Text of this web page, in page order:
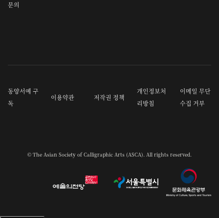
문의
동양서예 구
독
이용약관 저작권 정책
개인정보처
리방침
이메일 무단
수집 거부
© The Asian Society of Calligraphic Arts (ASCA). All rights reserved.